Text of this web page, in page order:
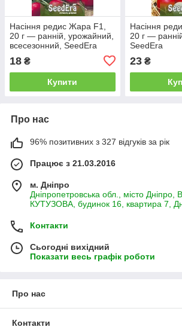
Насіння редис Жара F1,
20 г — ранній, урожайний,
всесезонний, SeedEra
18 ₴
Купити
Насіння
20 г —
SeedEra
23₴
Про нас
96% позитивних з 327 відгуків за рік
Працює з 21.03.2016
м. Дніпро
Дніпропетровська обл., місто
КУТУЗОВА, будинок 16, квартира 7,
Контакти
Сьогодні вихідний
Показати весь графік роботи
Про нас
Контакти